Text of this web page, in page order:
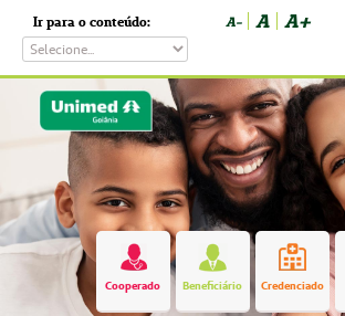
Ir para o conteúdo: A- A A+
Cooperado Beneficiário Credenciado